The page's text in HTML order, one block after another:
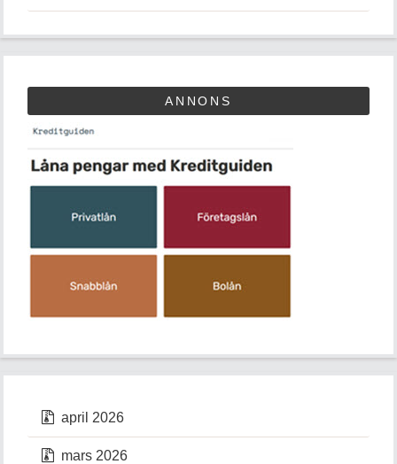
ANNONS
april 2026
mars 2026